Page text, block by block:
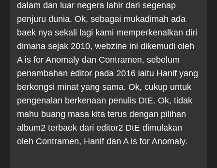
dalam dan luar negera lahir dari segenap
penjuru dunia. Ok, sebagai mukadimah ada
baek nya sekali lagi kami memperkenalkan diri
dimana sejak 2010, webzine ini dikemudi oleh
A is for Anomaly dan Contramen, sebelum
penambahan editor pada 2016 iaitu Hanif yang
berkongsi minat yang sama. Ok, cukup untuk
pengenalan berkenaan penulis DtE. Ok, tidak
mahu buang masa kita terus dengan pilihan
album2 terbaek dari editor2 DtE dimulakan
oleh Contramen, Hanif dan A is for Anomaly.